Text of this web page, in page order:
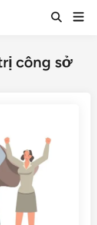
công sở